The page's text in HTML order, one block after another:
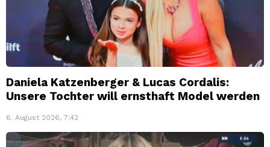
Daniela Katzenberger & Lucas Cordalis:
Unsere Tochter will ernsthaft Model werden
6. August 2026, 7:42